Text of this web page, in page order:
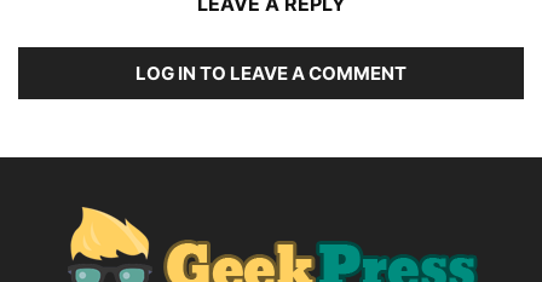
LOG IN TO LEAVE A COMMENT